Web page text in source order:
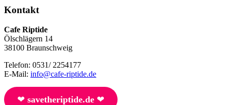
Kontakt
Cafe Riptide
Ölschlägern 14
38100 Braunschweig
Telefon: 0531/ 2254177
E-Mail: info@cafe-riptide.de
❤︎ savetheriptide.de❤︎